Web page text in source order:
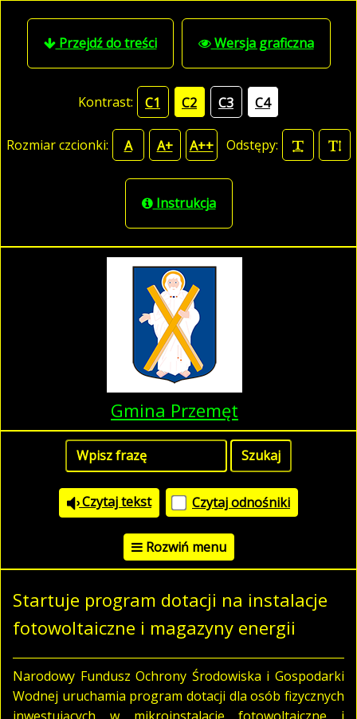
Przejdź do treści Wersja graficzna
Kontrast: C1 C2 C3 C4
Rozmiar czcionki: A A+ A++ Odstępy:
Instrukcja
Gmina Przemęt
Czytaj tekst Czytaj odnośniki
Rozwiń menu
Startuje program dotacji na instalacje
fotowoltaiczne i magazyny energii
Narodowy Fundusz Ochrony Środowiska i Gospodarki
Wodnej uruchamia program dotacji dla osób fizycznych